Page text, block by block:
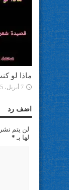
ماذا لو
7 أبريل، 2025
اضف رد
لن يتم نشر
لها بـ *